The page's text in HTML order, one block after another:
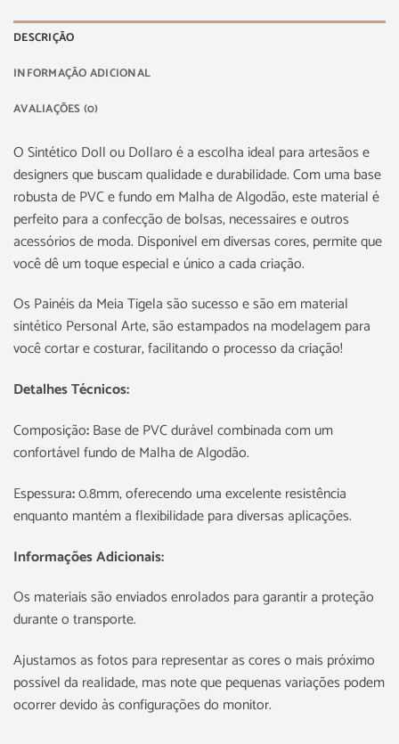
DESCRIÇÃO
INFORMAÇÃO ADICIONAL
AVALIAÇÕES (0)
O Sintético Doll ou Dollaro é a escolha ideal para artesãos e
designers que buscam qualidade e durabilidade. Com uma base
robusta de PVC e fundo em Malha de Algodão, este material é
perfeito para a confecção de bolsas, necessaires e outros
acessórios de moda. Disponível em diversas cores, permite que
você dê um toque especial e único a cada criação.
Os Painéis da Meia Tigela são sucesso e são em material
sintético Personal Arte, são estampados na modelagem para
você cortar e costurar, facilitando o processo da criação!
Detalhes Técnicos:
Composição:Base de PVC durável combinada com um
confortável fundo de Malha de Algodão.
Espessura:0.8mm, oferecendo uma excelente resistência
enquanto mantém a flexibilidade para diversas aplicações.
Informações Adicionais:
Os materiais são enviados enrolados para garantir a proteção
durante o transporte.
Ajustamos as fotos para representar as cores o mais próximo
possível da realidade, mas note que pequenas variações podem
ocorrer devido às configurações do monitor.